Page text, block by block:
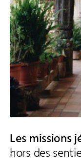
Les missions
hors des